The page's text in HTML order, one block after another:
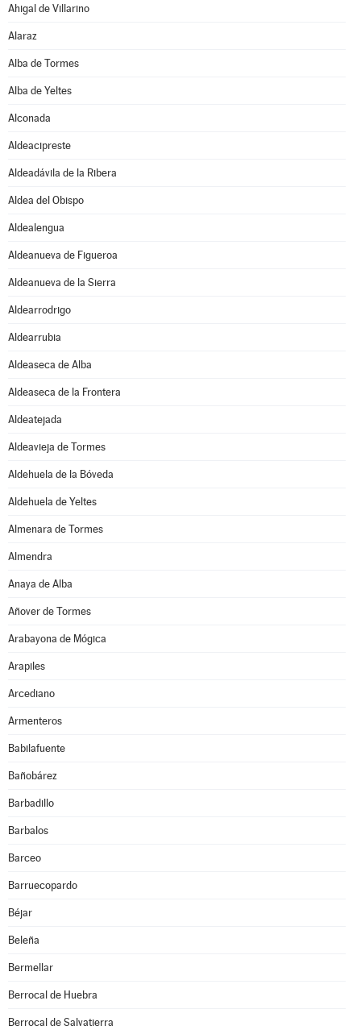
Ahigal de Villarino
Alaraz
Alba de Tormes
Alba de Yeltes
Alconada
Aldeacipreste
Aldeadávila de la Ribera
Aldea del Obispo
Aldealengua
Aldeanueva de Figueroa
Aldeanueva de la Sierra
Aldearrodrigo
Aldearrubia
Aldeaseca de Alba
Aldeaseca de la Frontera
Aldeatejada
Aldeavieja de Tormes
Aldehuela de la Bóveda
Aldehuela de Yeltes
Almenara de Tormes
Almendra
Anaya de Alba
Añover de Tormes
Arabayona de Mógica
Arapiles
Arcediano
Armenteros
Babilafuente
Bañobárez
Barbadillo
Barbalos
Barceo
Barruecopardo
Béjar
Beleña
Bermellar
Berrocal de Huebra
Berrocal de Salvatierra